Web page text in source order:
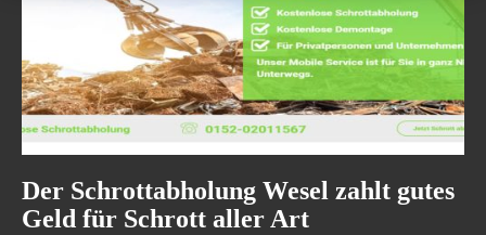
Der Schrottabholung Wesel zahlt gutes
Geld für Schrott aller Art